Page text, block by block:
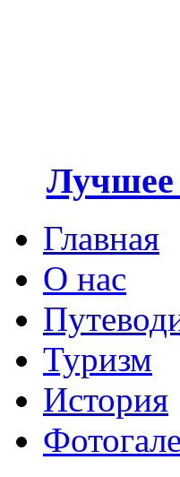
Лучшее
Главная
О нас
Туризм
История